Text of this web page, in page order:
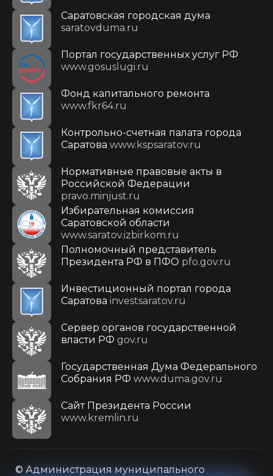
Саратовская городская дума
saratovduma.ru
Портал государственных услуг РФ
www.gosuslugi.ru
Фонд капитального ремонта
www.fkr64.ru
Контрольно-счетная палата города
Саратова www.kspsaratov.ru
Нормативные правовые акты в
Российской Федерации
pravo.minjust.ru
Избирательная комиссия
Саратовской области
www.saratov.izbirkom.ru
Полномочный представитель
Президента РФ в ПФО pfo.gov.ru
Инвестиционный портал города
Саратова investsaratov.ru
Сервер органов государственной
власти РФ gov.ru
Государственная Дума Федерального
Собрания РФ www.duma.gov.ru
Cайт Президента России
www.kremlin.ru
© Администрация муниципального